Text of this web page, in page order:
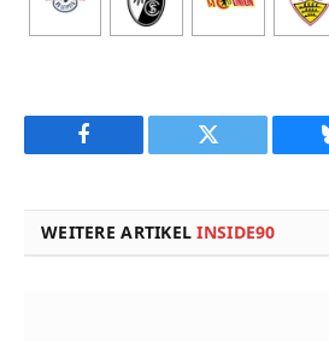
Facebook Twitter
WEITERE ARTIKELINSIDE90